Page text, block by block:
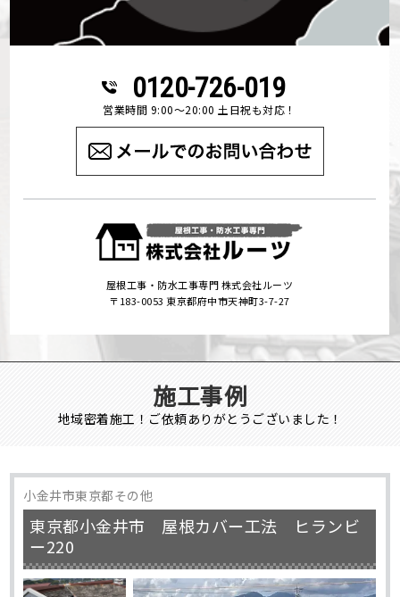
0120-726-019
営業時間 9:00～20:00 土日祝も対応！
屋根工事・防水工事専門 株式会社ルーツ
〒183-0053 東京都府中市天神町3-7-27
施工事例
地域密着施工！ご依頼ありがとうございました！
小金井市東京都その他
東京都小金井市 屋根カバー工法 ヒランビ
ー220